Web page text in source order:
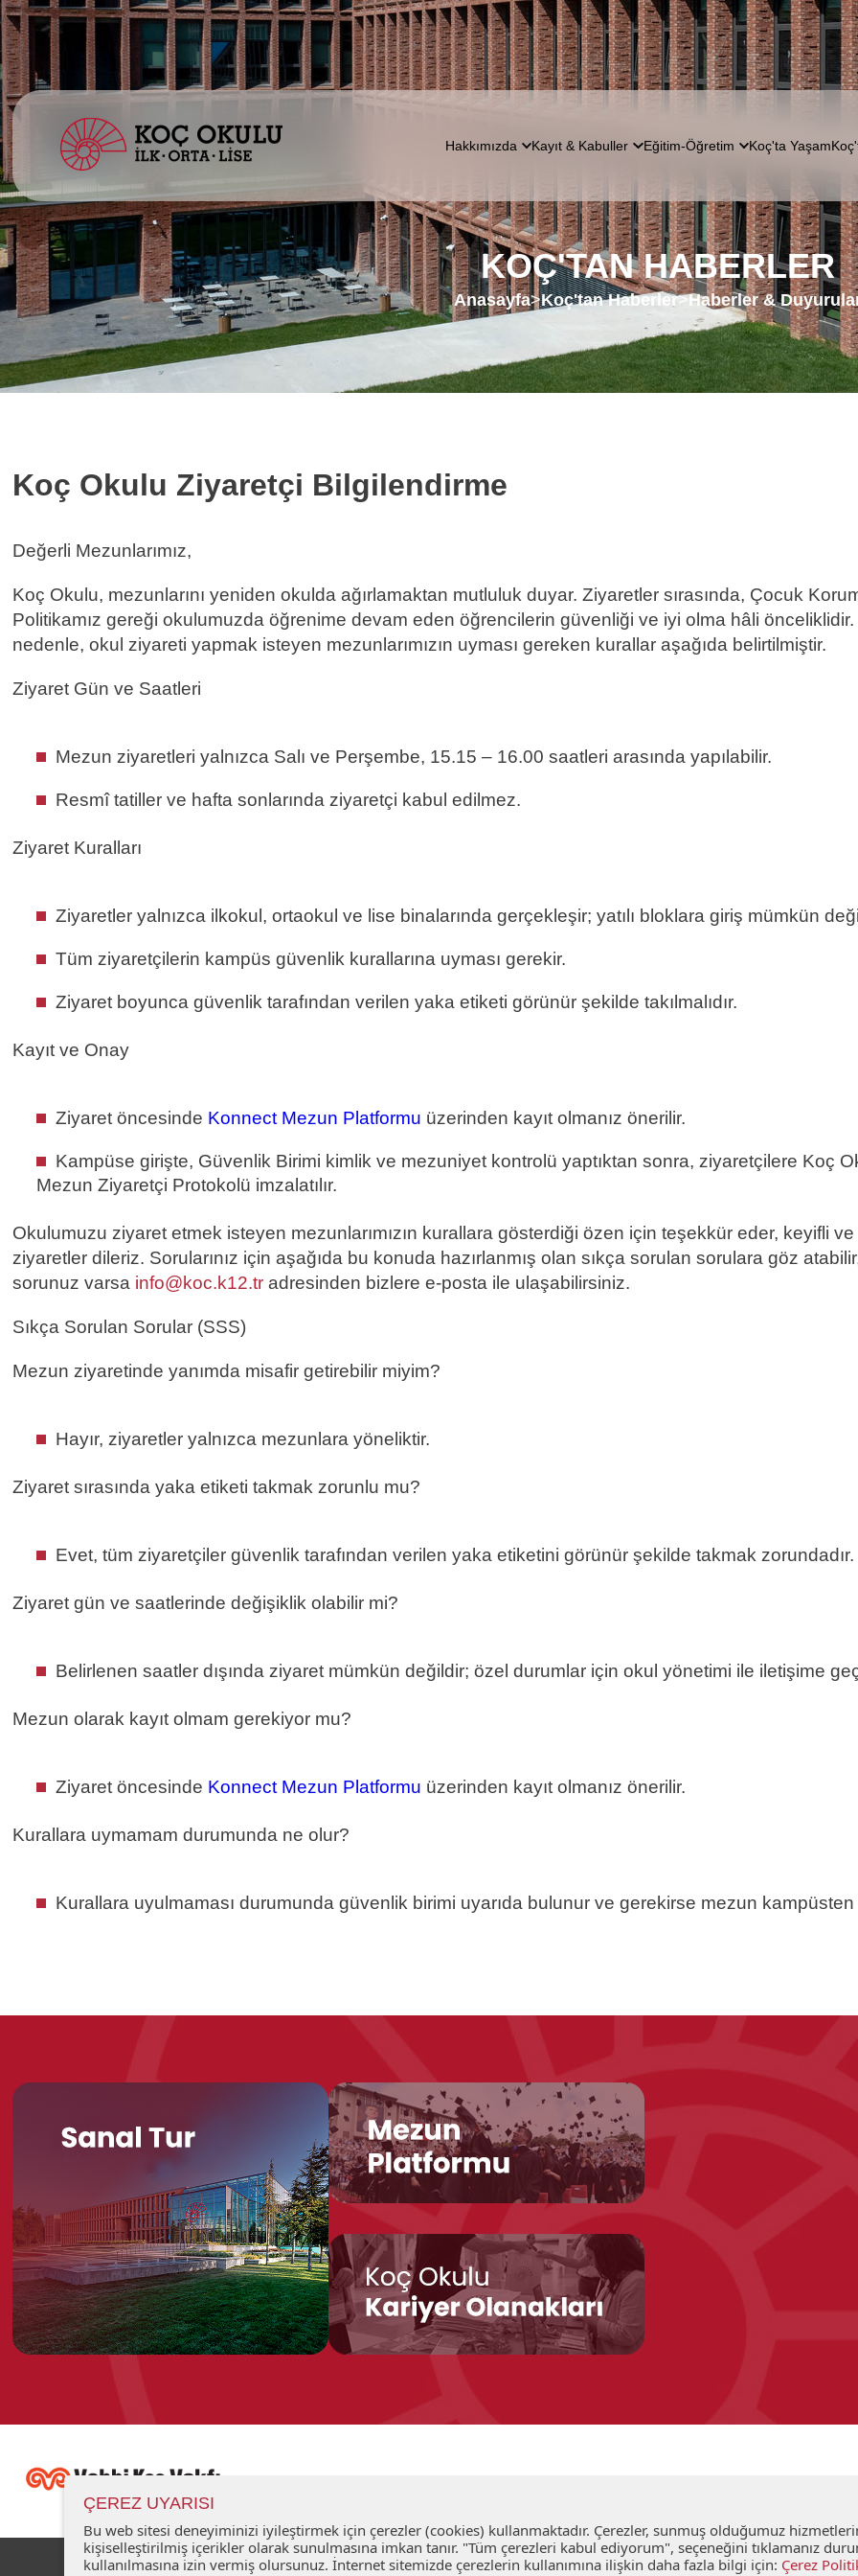
Hakkımızda Kayıt & Kabuller Eğitim-Öğretim Koç'ta Yaşam
KOÇ'TAN HABERLER
Anasayfa>Koç'tan Haberler>Haberler &
Koç Okulu Ziyaretçi Bilgilendirme
Değerli Mezunlarımız,
Koç Okulu, mezunlarını yeniden okulda ağırlamaktan mutluluk duyar. Ziyaretler sırasında, Çocuk
Politikamız gereği okulumuzda öğrenime devam eden öğrencilerin güvenliği ve iyi olma hâli önceliklidir.
nedenle, okul ziyareti yapmak isteyen mezunlarımızın uyması gereken kurallar aşağıda belirtilmiştir.
Ziyaret Gün ve Saatleri
Mezun ziyaretleri yalnızca Salı ve Perşembe, 15.15 – 16.00 saatleri arasında yapılabilir.
Resmî tatiller ve hafta sonlarında ziyaretçi kabul edilmez.
Ziyaret Kuralları
Ziyaretler yalnızca ilkokul, ortaokul ve lise binalarında gerçekleşir; yatılı bloklara giriş mümkün
Tüm ziyaretçilerin kampüs güvenlik kurallarına uyması gerekir.
Ziyaret boyunca güvenlik tarafından verilen yaka etiketi görünür şekilde takılmalıdır.
Kayıt ve Onay
Ziyaret öncesinde Konnect Mezun Platformu üzerinden kayıt olmanız önerilir.
Kampüse girişte, Güvenlik Birimi kimlik ve mezuniyet kontrolü yaptıktan sonra, ziyaretçilere Koç
Mezun Ziyaretçi Protokolü imzalatılır.
Okulumuzu ziyaret etmek isteyen mezunlarımızın kurallara gösterdiği özen için teşekkür eder, keyifli
ziyaretler dileriz. Sorularınız için aşağıda bu konuda hazırlanmış olan sıkça sorulan sorulara göz
sorunuz varsa info@koc.k12.tr adresinden bizlere e-posta ile ulaşabilirsiniz.
Sıkça Sorulan Sorular (SSS)
Mezun ziyaretinde yanımda misafir getirebilir miyim?
Hayır, ziyaretler yalnızca mezunlara yöneliktir.
Ziyaret sırasında yaka etiketi takmak zorunlu mu?
Evet, tüm ziyaretçiler güvenlik tarafından verilen yaka etiketini görünür şekilde takmak zorundadır.
Ziyaret gün ve saatlerinde değişiklik olabilir mi?
Belirlenen saatler dışında ziyaret mümkün değildir; özel durumlar için okul yönetimi ile iletişime
Mezun olarak kayıt olmam gerekiyor mu?
Ziyaret öncesinde Konnect Mezun Platformu üzerinden kayıt olmanız önerilir.
Kurallara uymamam durumunda ne olur?
Kurallara uyulmaması durumunda güvenlik birimi uyarıda bulunur ve gerekirse mezun kampüsten
ÇEREZ UYARISI
Bu web sitesi deneyiminizi iyileştirmek için çerezler (cookies) kullanmaktadır. Çerezler, sunmuş olduğumuz
kişiselleştirilmiş içerikler olarak sunulmasına imkan tanır. "Tüm çerezleri kabul ediyorum", seçeneğini tıklamanız
kullanılmasına izin vermiş olursunuz. İnternet sitemizde çerezlerin kullanımına ilişkin daha fazla bilgi için: Çerez